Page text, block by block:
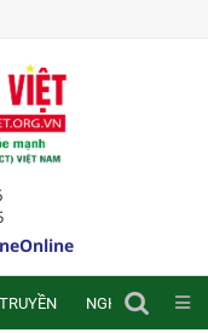
NGHIÊN CỨU